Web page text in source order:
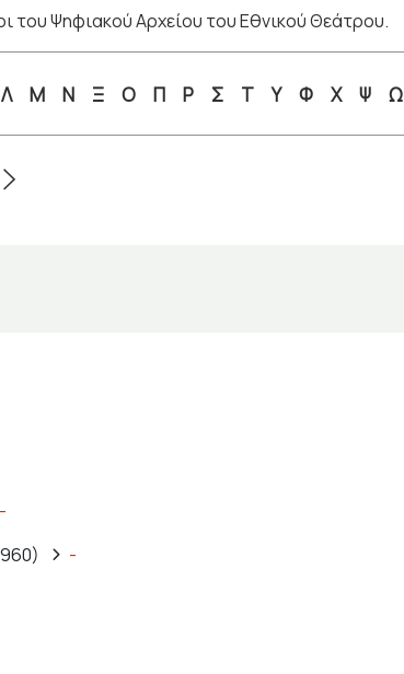
του Ψηφιακού Αρχείου του Εθνικού Θεάτρου.
Λ Μ Ν Ξ Ο Π Ρ Σ Τ Υ Φ Χ Ψ Ω
-
-